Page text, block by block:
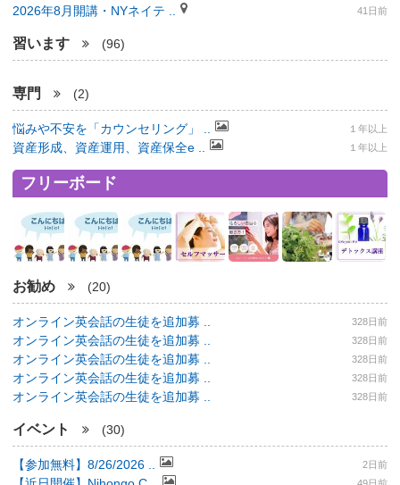
2026年8月開講・NYネイテ .. 41日前
習います (96)
専門 (2)
悩みや不安を「カウンセリング」 .. １年以上
資産形成、資産運用、資産保全e .. １年以上
フリーボード
お勧め (20)
オンライン英会話の生徒を追加募 .. 328日前
オンライン英会話の生徒を追加募 .. 328日前
オンライン英会話の生徒を追加募 .. 328日前
オンライン英会話の生徒を追加募 .. 328日前
オンライン英会話の生徒を追加募 .. 328日前
イベント (30)
【参加無料】8/26/2026 .. 2日前